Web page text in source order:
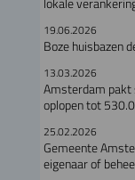
19.06.2026
Boze huisbazen
13.03.2026
Amsterdam pakt
oplopen tot
25.02.2026
Gemeente
eigenaar of